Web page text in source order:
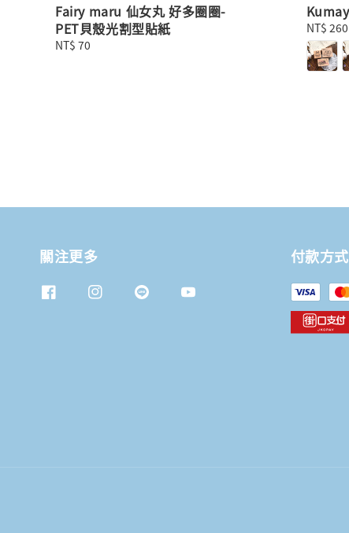
Fairy maru 仙女丸 好多圈圈-
PET貝殼光割型貼紙
Regular
NT$ 70
Regular
price
NT$ 260
關注更多 付款方式